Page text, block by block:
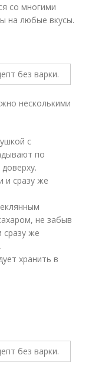
со многими
на любые вкусы.
несколькими
с
по
и сразу же
не забыв
сразу же
хранить в